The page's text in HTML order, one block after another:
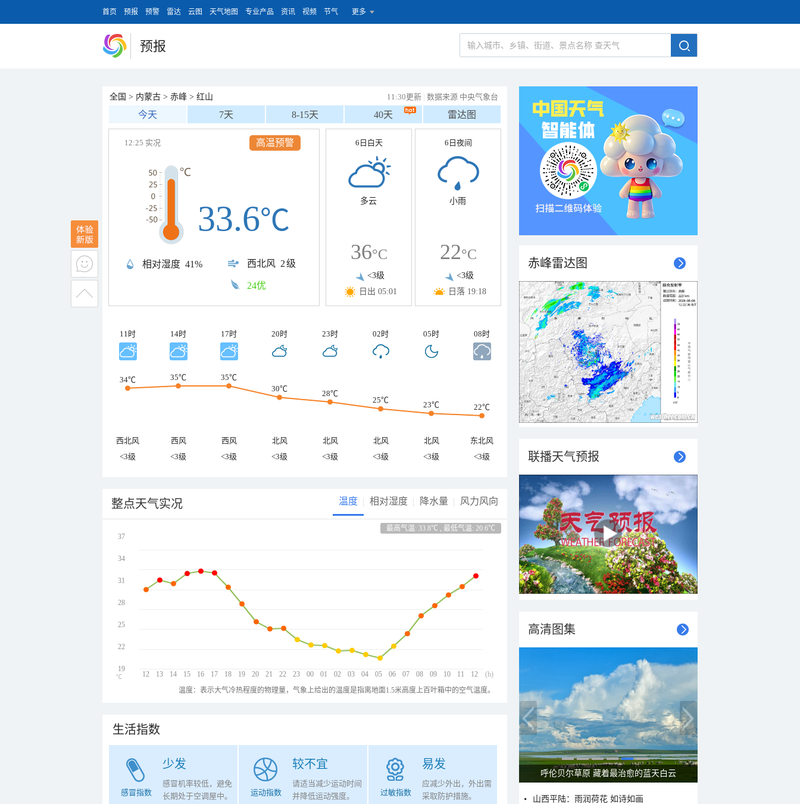
首页 预报 预警 雷达 云图 天气地图 专业产品 资讯 视频 节气 更多
预报
全国 > 内蒙古 > 赤峰 > 红山 11:30更新 | 数据来源 中央气象台
今天 7天 8-15天 40天 雷达图
12:25 实况
相对湿度 41% 西北风 2级
33.6℃
24优
高温预警 6日白天
多云
36°C
<3级
日出 05:01
6日夜间
小雨
22°C
<3级
日落 19:18
11时 14时 17时 20时 23时 02时 05时 08时
34℃ 35℃
35℃
30℃
28℃
25℃
23℃ 22℃
西北风 西风 西风 北风 北风 北风 北风
东北风
<3级
<3级 <3级 <3级 <3级 <3级 <3级 <3级
整点天气实况 温度 相对湿度 降水量 风力风向
最高气温: 33.8℃ , 最低气温: 20.6℃
12 13 14 15 16 17 18 19 20 21 22 23 00 01 02 03 04 05 06 07 08 09 10 11 12
37
34
31
28
25
22
19
(h)
℃
温度：表示大气冷热程度的物理量，气象上给出的温度是指离地面1.5米高度上百叶箱中的空气温度。
生活指数
少发
感冒指数
感冒机率较低，避免
长期处于空调屋中。
较不宜
运动指数
请适当减少运动时间
并降低运动强度。
易发
过敏指数
应减少外出，外出需
采取防护措施。
赤峰雷达图
联播天气预报
高清图集
呼伦贝尔草原 藏着最治愈的蓝天白云
山西平陆：雨润荷花 如诗如画